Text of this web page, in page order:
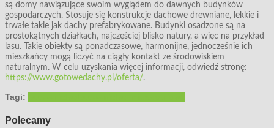
są domy nawiązujące swoim wyglądem do dawnych budynków
gospodarczych. Stosuje się konstrukcje dachowe drewniane, lekkie i
trwałe takie jak dachy prefabrykowane. Budynki osadzone są na
prostokątnych działkach, najczęściej blisko natury, a więc na przykład
lasu. Takie obiekty są ponadczasowe, harmonijne, jednocześnie ich
mieszkańcy mogą liczyć na ciągły kontakt ze środowiskiem
naturalnym. W celu uzyskania więcej informacji, odwiedź stronę:
https://www.gotowedachy.pl/oferta/.
Tagi:
Polecamy